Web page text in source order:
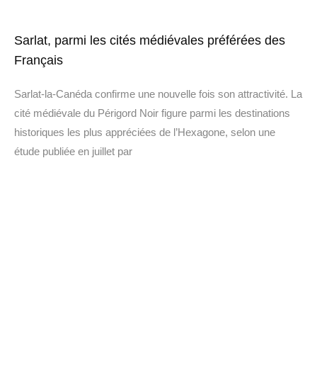
Sarlat, parmi les cités médiévales préférées des
Français
Sarlat-la-Canéda confirme une nouvelle fois son attractivité. La
cité médiévale du Périgord Noir figure parmi les destinations
historiques les plus appréciées de l’Hexagone, selon une
étude publiée en juillet par